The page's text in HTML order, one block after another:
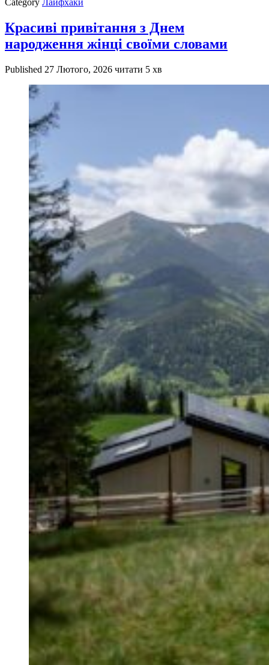
Category Лайфхаки
Красиві привітання з Днем
народження жінці своїми словами
Published 27 Лютого, 2026 читати 5 хв